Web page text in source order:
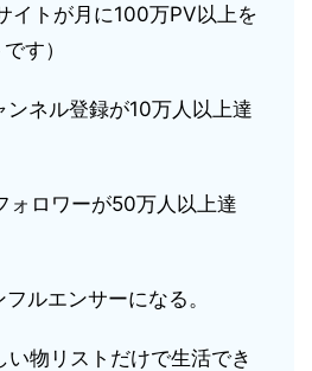
イトが月に100万PV以上を
す）
ネル登録が10万人以上達
ォロワーが50万人以上達
ルエンサーになる。
物リストだけで生活でき